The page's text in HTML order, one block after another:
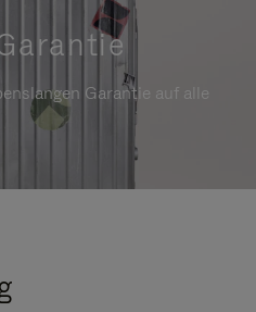
Garantie auf alle